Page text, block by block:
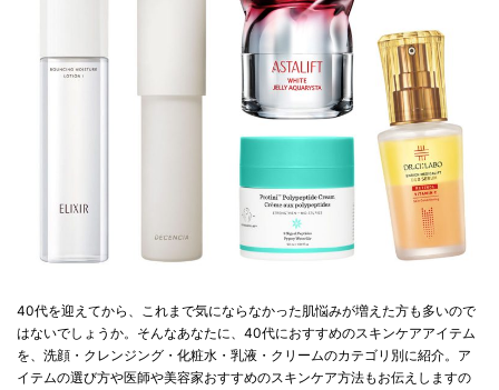
40代を迎えてから、これまで気にならなかった肌悩みが増えた方も多いので
はないでしょうか。そんなあなたに、40代におすすめのスキンケアアイテム
を、洗顔・クレンジング・化粧水・乳液・クリームのカテゴリ別に紹介。ア
イテムの選び方や医師や美容家おすすめのスキンケア方法もお伝えしますの